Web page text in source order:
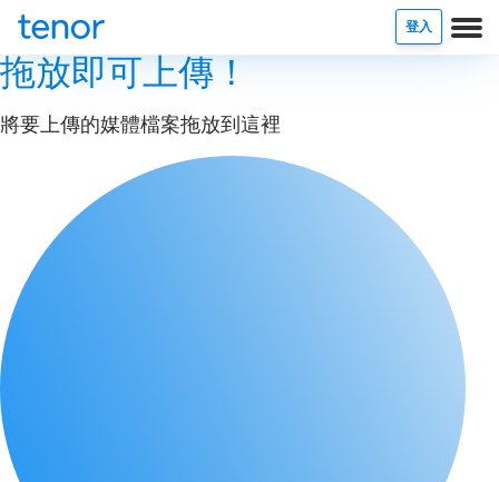
登入
拖放即可上傳！
將要上傳的媒體檔案拖放到這裡